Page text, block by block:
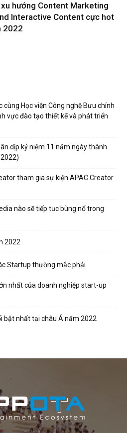
xu hướng Content Marketing
Interactive Content cực hot
2022
Học viện Công nghệ Bưu chính
vực đào tạo thiết kế và phát triển
dịp kỷ niệm 11 năm ngày thành
tham gia sự kiện APAC Creator
nào sẽ tiếp tục bùng nổ trong
2022
Startup thường mắc phải
nhất của doanh nghiệp start-up
bật nhất tại châu Á năm 2022